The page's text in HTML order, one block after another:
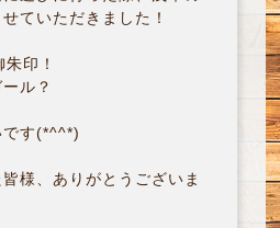
ていただきました！
印！
ル？
です(*^^*)
様、ありがとうございま